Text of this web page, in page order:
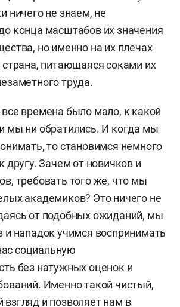
ничего не знаем, не
конца масштабов их значения
но именно на их плечах
питающаяся соками их
труда.
времена было мало, к какой
мы ни обратились. И когда мы
то становимся немного
другу. Зачем от новичков и
требовать того же, что мы
академиков? Это ничего не
от подобных ожиданий, мы
и нападок учимся воспринимать
социальную
без натужных оценок и
Именно такой чистый,
и позволяет нам в